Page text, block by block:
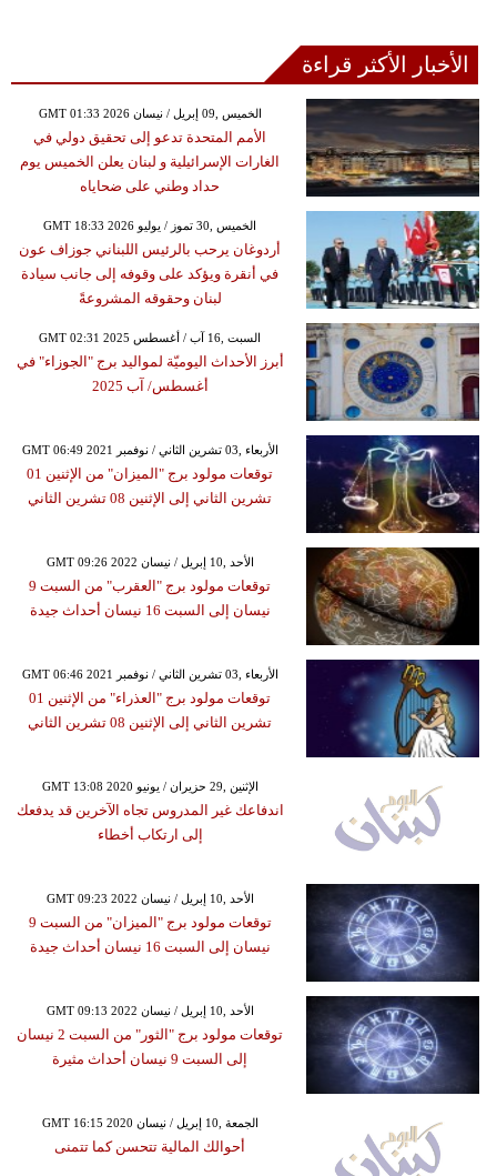
الأخبار الأكثر قراءة
GMT 01:33 2026 الخميس ,09 إبريل / نيسان
الأمم المتحدة تدعو إلى تحقيق دولي في
الغارات الإسرائيلية و لبنان يعلن الخميس يوم
حداد وطني على ضحاياه
GMT 18:33 2026 الخميس ,30 تموز / يوليو
أردوغان يرحب بالرئيس اللبناني جوزاف عون
في أنقرة ويؤكد على وقوفه إلى جانب سيادة
لبنان وحقوقه المشروعةً
GMT 02:31 2025 السبت ,16 آب / أغسطس
أبرز الأحداث اليوميّة لمواليد برج "الجوزاء" في
أغسطس/ آب 2025
GMT 06:49 2021 الأربعاء ,03 تشرين الثاني / نوفمبر
توقعات مولود برج "الميزان" من الإثنين 01
تشرين الثاني إلى الإثنين 08 تشرين الثاني
GMT 09:26 2022 الأحد ,10 إبريل / نيسان
توقعات مولود برج "العقرب" من السبت 9
نيسان إلى السبت 16 نيسان أحداث جيدة
GMT 06:46 2021 الأربعاء ,03 تشرين الثاني / نوفمبر
توقعات مولود برج "العذراء" من الإثنين 01
تشرين الثاني إلى الإثنين 08 تشرين الثاني
GMT 13:08 2020 الإثنين ,29 حزيران / يونيو
اندفاعك غير المدروس تجاه الآخرين قد يدفعك
إلى ارتكاب أخطاء
GMT 09:23 2022 الأحد ,10 إبريل / نيسان
توقعات مولود برج "الميزان" من السبت 9
نيسان إلى السبت 16 نيسان أحداث جيدة
GMT 09:13 2022 الأحد ,10 إبريل / نيسان
توقعات مولود برج "الثور" من السبت 2 نيسان
إلى السبت 9 نيسان أحداث مثيرة
GMT 16:15 2020 الجمعة ,10 إبريل / نيسان
أحوالك المالية تتحسن كما تتمنى